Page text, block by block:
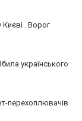
. Ворог
українського
перехоплювачів